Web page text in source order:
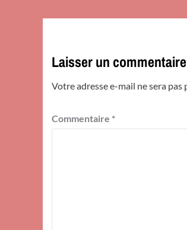
Laisser un commentaire
Votre adresse e-mail ne sera pas
Commentaire *